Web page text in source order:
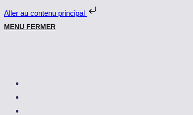
Aller au contenu principal
Skip
MENU FERMER